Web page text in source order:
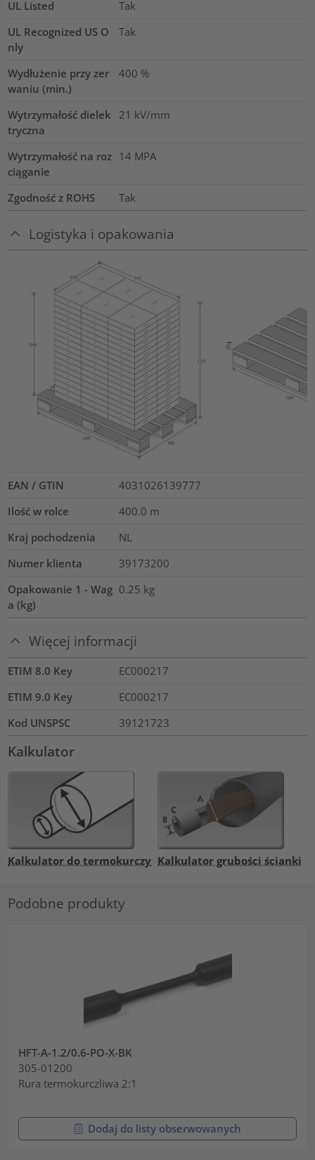
UL Listed
Tak
UL Recognized US O
nly
Tak
Wydłużenie przy zer
waniu (min.)
400 %
Wytrzymałość dielek
tryczna
21 kV/mm
Wytrzymałość na roz
ciąganie
14 MPA
Zgodność z ROHS Tak
Logistyka i opakowania
EAN / GTIN
4031026139777
Ilość w rolce
400.0 m
Kraj pochodzenia
NL
Numer klienta
39173200
Opakowanie 1 - Wag
a (kg)
0.25 kg
Więcej informacji
ETIM 8.0 Key
EC000217
ETIM 9.0 Key
EC000217
Kod UNSPSC
39121723
Kalkulator
Kalkulator do termokurczy Kalkulator grubości ścianki
Podobne produkty
HFT-A-1.2/0.6-PO-X-BK
305-01200
Rura termokurczliwa 2:1
Dodaj do listy obserwowanych